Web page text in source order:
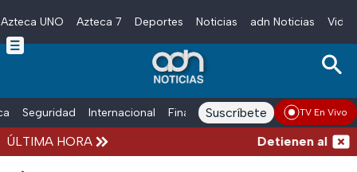
Skip to main content
Azteca UNO Azteca 7 Deportes Noticias adn Noticias
Seguridad Internacional Finanzas adn Noticias Radio
Suscríbete TV En Vivo
ÚLTIMA HORA Detienen al